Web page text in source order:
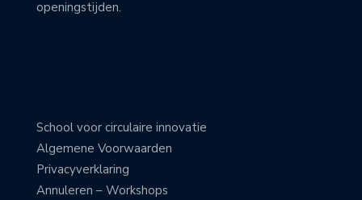
openingstijden.
School voor circulaire innovatie
Algemene Voorwaarden
Privacyverklaring
Annuleren – Workshops